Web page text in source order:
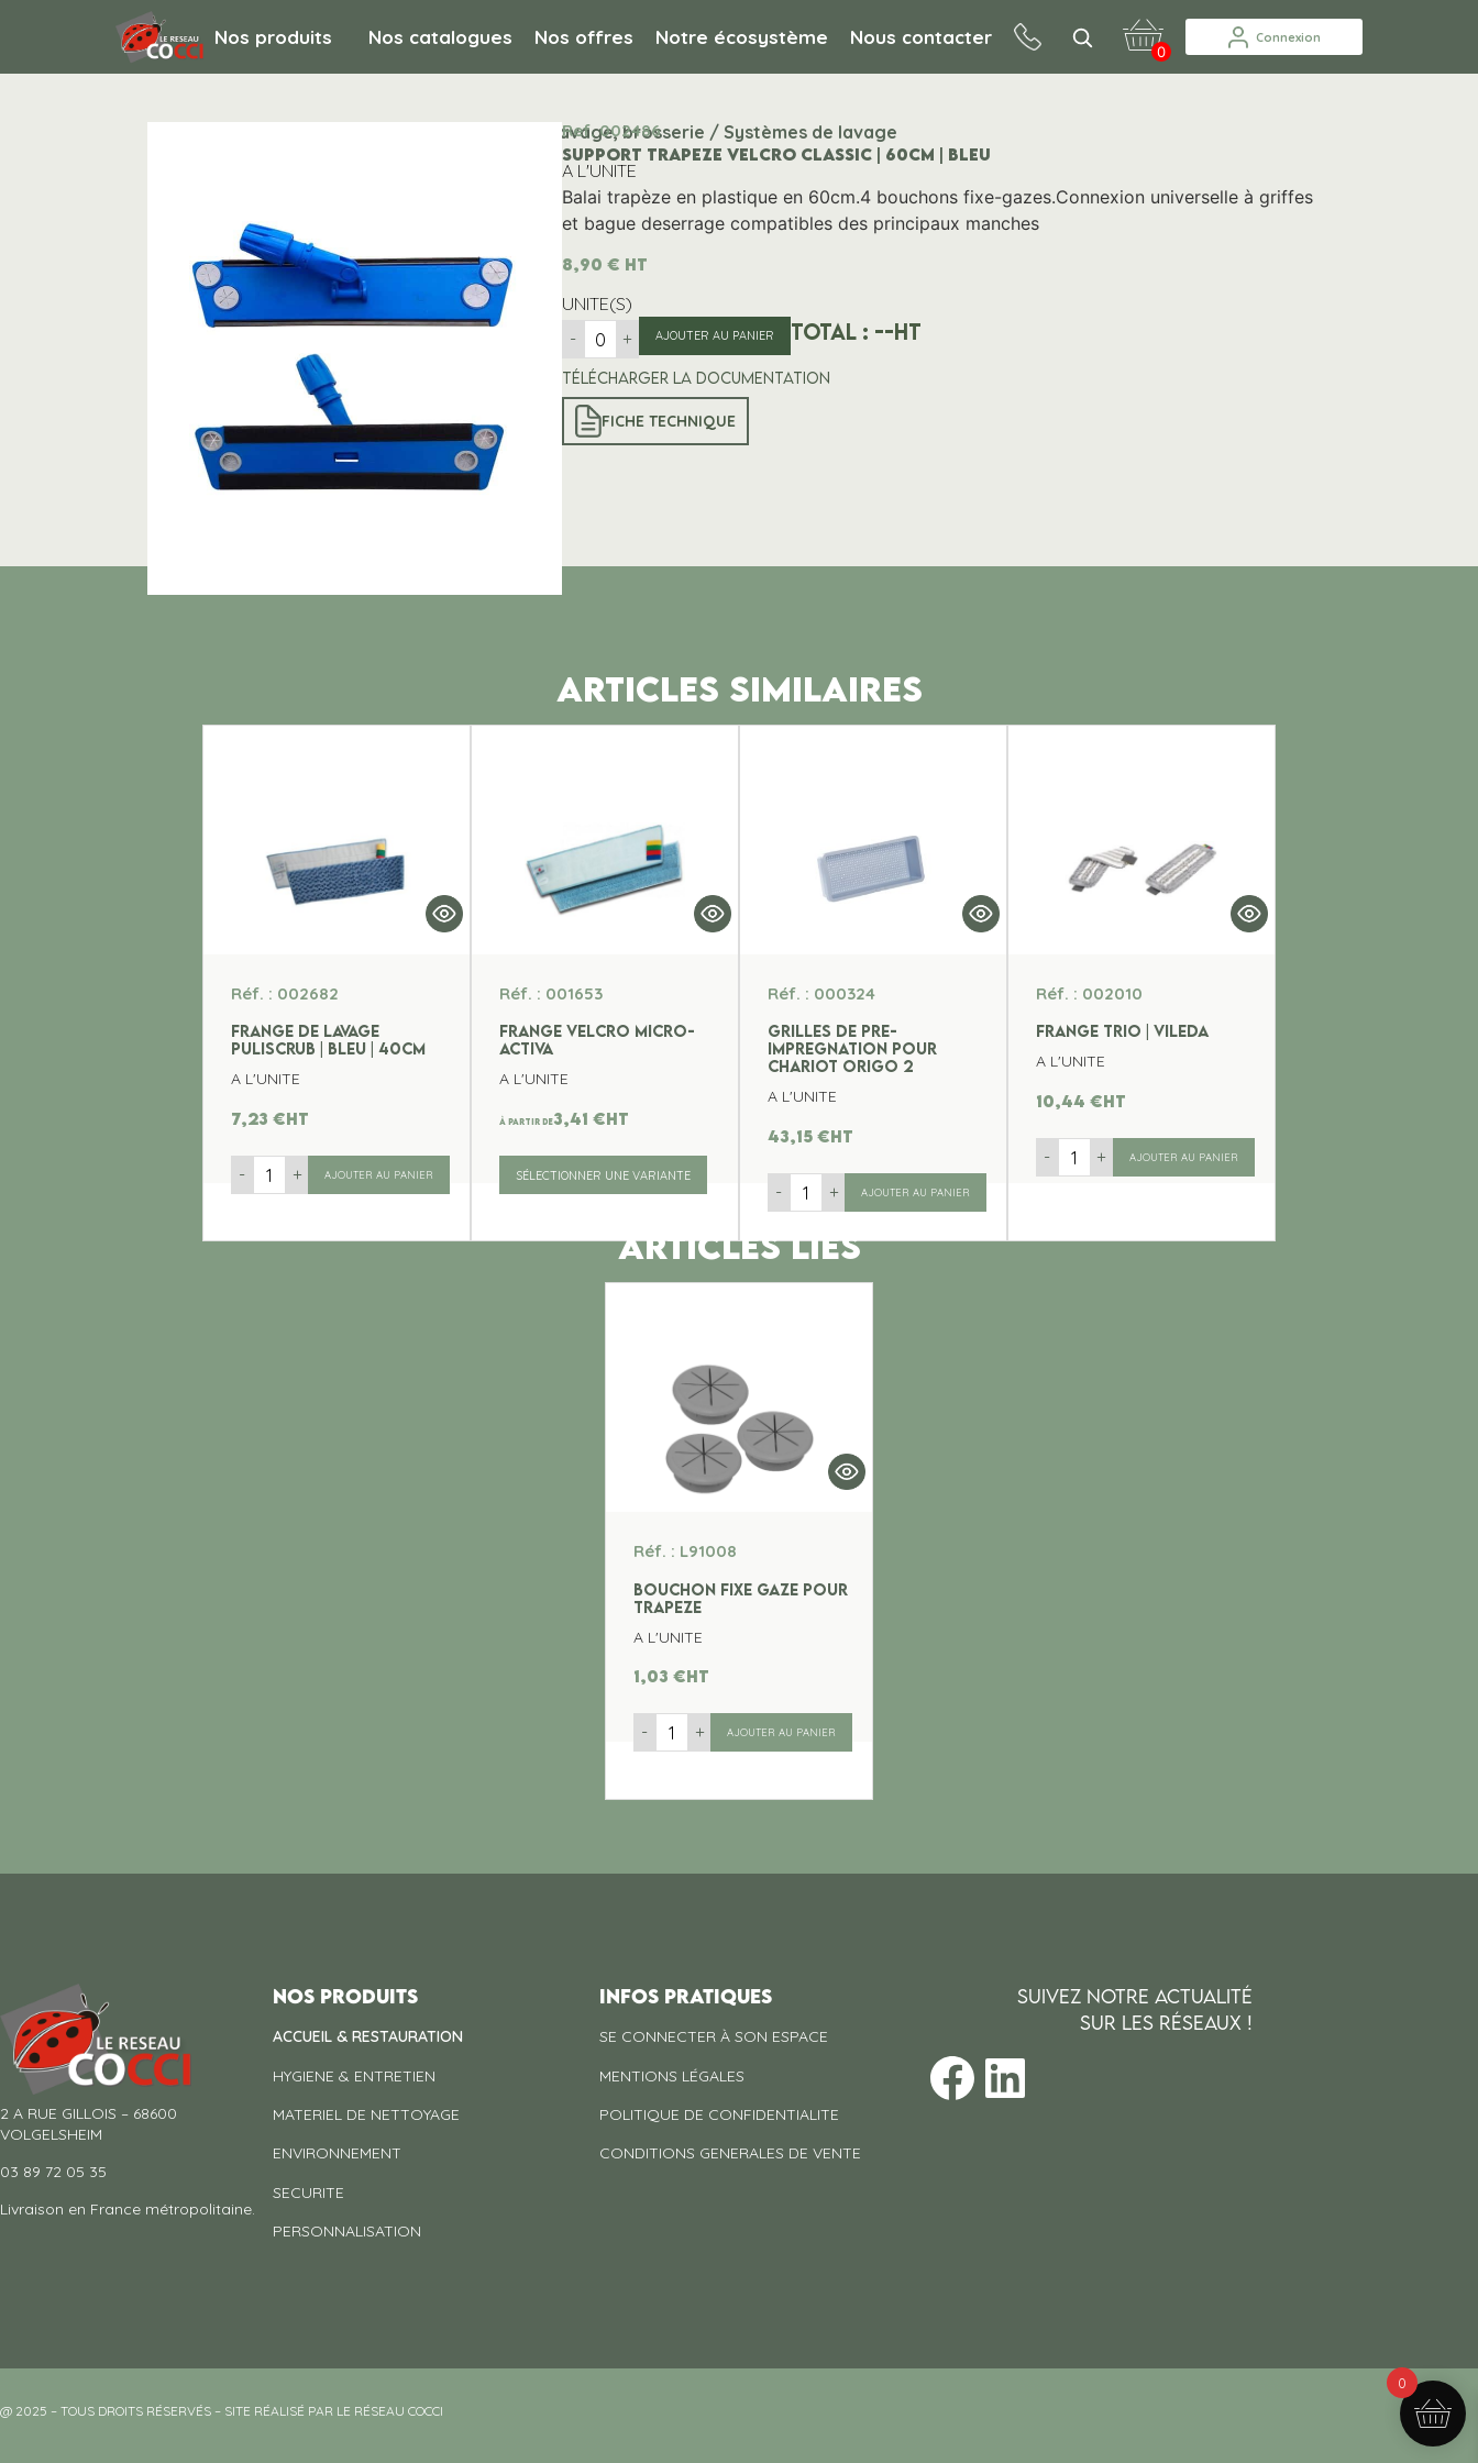
Nos produits Nos catalogues Nos offres Notre écosystème Nous contacter
0
Connexion
HYGIENE ET ENTRETIEN / Matériel de balayage, lavage, brosserie / Systèmes de lavage
Ref. 002486
SUPPORT TRAPEZE VELCRO CLASSIC | 60CM | BLEU
A L'UNITE
Balai trapèze en plastique en 60cm.4 bouchons fixe-gazes.Connexion universelle à griffes
et bague deserrage compatibles des principaux manches
8,90 € HT
UNITE(S)
-
+ AJOUTER AU PANIER Total : --HT
Télécharger la documentation
FICHE TECHNIQUE
ARTICLES SIMILAIRES
Réf. : 002682
FRANGE DE LAVAGE
PULISCRUB | BLEU | 40CM
A L'UNITE
7,23€ht
- + AJOUTER AU PANIER
Réf. : 001653
FRANGE VELCRO MICRO-
ACTIVA
A L'UNITE
À partir de3,41€ht
SÉLECTIONNER UNE VARIANTE
Réf. : 000324
GRILLES DE PRE-
IMPREGNATION POUR
CHARIOT ORIGO 2
A L'UNITE
43,15 €ht
- + AJOUTER AU PANIER
Réf. : 002010
FRANGE TRIO | VILEDA
A L'UNITE
10,44 €ht
- + AJOUTER AU PANIER
ARTICLES LIES
Réf. : L91008
BOUCHON FIXE GAZE POUR
TRAPEZE
A L'UNITE
1,03€ht
- + AJOUTER AU PANIER
2 A RUE GILLOIS – 68600
VOLGELSHEIM
03 89 72 05 35
Livraison en France métropolitaine.
Nos produits
ACCUEIL & RESTAURATION
HYGIENE & ENTRETIEN
MATERIEL DE NETTOYAGE
ENVIRONNEMENT
SECURITE
PERSONNALISATION
INFOS PRATIQUES
SE CONNECTER À SON ESPACE
MENTIONS LÉGALES
POLITIQUE DE CONFIDENTIALITE
CONDITIONS GENERALES DE VENTE
SUIVEZ NOTRE ACTUALITÉ
SUR LES RÉSEAUX !
@ 2025 – TOUS DROITS RÉSERVÉS – SITE RÉALISÉ PAR LE RÉSEAU COCCI
0